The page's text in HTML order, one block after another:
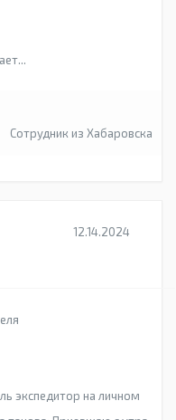
Сотрудник из Хабаровска
12.14.2024
экспедитор на личном